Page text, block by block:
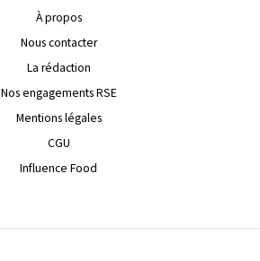
À propos
Nous contacter
La rédaction
Nos engagements RSE
Mentions légales
CGU
Influence Food